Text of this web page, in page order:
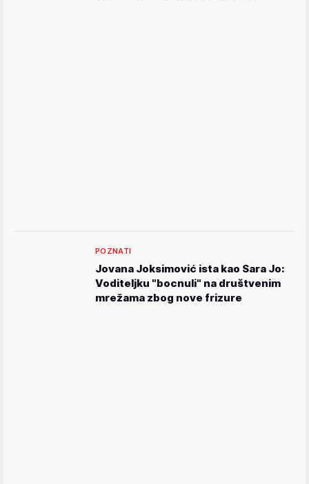
POZNATI
Jovana Joksimović ista kao Sara Jo:
Voditeljku "bocnuli" na društvenim
mrežama zbog nove frizure